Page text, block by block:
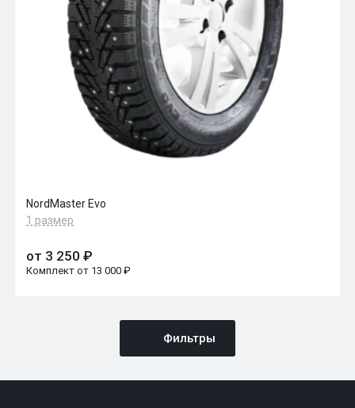
NordMaster Evo
1 размер
от 3 250 ₽
Комплект от 13 000 ₽
Фильтры